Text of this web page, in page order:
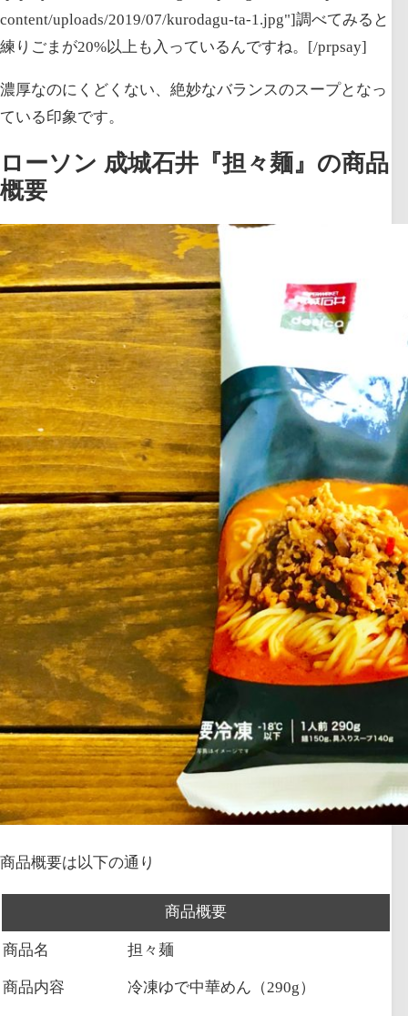
content/uploads/2019/07/kurodagu-ta-1.jpg"]調べてみると
練りごまが20%以上も入っているんですね。[/prpsay]
濃厚なのにくどくない、絶妙なバランスのスープとなっ
ている印象です。
ローソン 成城石井『担々麺』の商品
概要
商品概要は以下の通り
商品概要
商品名 担々麺
商品内容 冷凍ゆで中華めん（290g）